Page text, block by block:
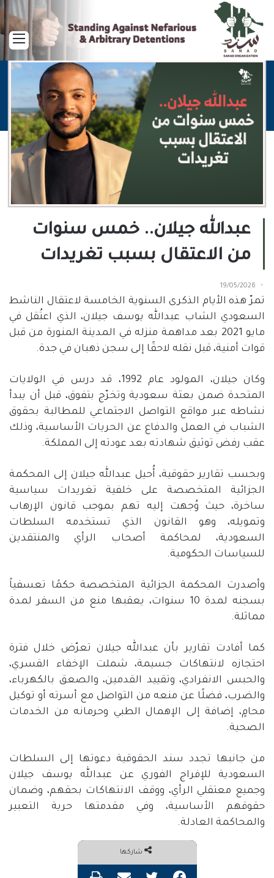
عبدالله جيلان.. خمس سنوات
من الاعتقال بسبب تغريدات
19/05/2026
تمرّ هذه الأيام الذكرى السنوية الخامسة لاعتقال الناشط
السعودي الشاب عبدالله يوسف جيلان، الذي اعتُقل في
مايو
بعد مداهمة منزله في المدينة المنورة من قبل
قوات أمنية، قبل نقله لاحقًا إلى سجن ذهبان في جدة.
وكان جيلان، المولود عام
، قد درس في الولايات
المتحدة ضمن بعثة سعودية وتخرّج بتفوق، قبل أن يبدأ
نشاطه عبر مواقع التواصل الاجتماعي للمطالبة بحقوق
الشباب في العمل والدفاع عن الحريات الأساسية، وذلك
عقب رفض توثيق شهادته بعد عودته إلى المملكة.
وبحسب تقارير حقوقية، أُحيل عبدالله جيلان إلى المحكمة
الجزائية المتخصصة على خلفية تغريدات سياسية
ساخرة، حيث وُجهت إليه تهم بموجب قانون الإرهاب
وتمويله، وهو القانون الذي تستخدمه السلطات
السعودية، لمحاكمة أصحاب الرأي والمنتقدين
للسياسات الحكومية.
وأصدرت المحكمة الجزائية المتخصصة حكمًا تعسفياً
بسجنه لمدة
سنوات، يعقبها منع من السفر لمدة
مماثلة.
كما أفادت تقارير بأن عبدالله جيلان تعرّض خلال فترة
احتجازه لانتهاكات جسيمة، شملت الإخفاء القسري،
والحبس الانفرادي، وتقييد القدمين، والصعق بالكهرباء،
والضرب، فضلًا عن منعه من التواصل مع أسرته أو توكيل
محامٍ، إضافة إلى الإهمال الطبي وحرمانه من الخدمات
الصحية.
من جانبها تجدد سند الحقوقية دعوتها إلى السلطات
السعودية للإفراج الفوري عن عبدالله يوسف جيلان
وجميع معتقلي الرأي، ووقف الانتهاكات بحقهم، وضمان
حقوقهم الأساسية، وفي مقدمتها حرية التعبير
والمحاكمة العادلة.
شاركها
فيسبوك تويتر مشاركة عبر البريد طباعة